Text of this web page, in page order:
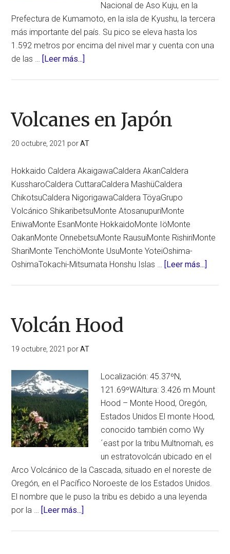
Nacional de Aso Kuju, en la
Prefectura de Kumamoto, en la isla de Kyushu, la tercera
más importante del país. Su pico se eleva hasta los
1.592 metros por encima del nivel mar y cuenta con una
de las … [Leer más...]
Volcanes en Japón
20 octubre, 2021 porAT
Hokkaido Caldera AkaigawaCaldera AkanCaldera
KussharoCaldera CuttaraCaldera MashüCaldera
ChikotsuCaldera NigorigawaCaldera TöyaGrupo
Volcánico ShikaribetsuMonte AtosanupuriMonte
EniwaMonte EsanMonte HokkaidoMonte IöMonte
OakanMonte OnnebetsuMonte RausuiMonte RishiriMonte
ShariMonte TenchöMonte UsuMonte YoteiOshima-
OshimaTokachi-Mitsumata Honshu Islas … [Leer más...]
Volcán Hood
19 octubre, 2021 porAT
Localización: 45.37ºN,
121.69ºWAltura: 3.426 m Mount
Hood – Monte Hood, Oregón,
Estados Unidos El monte Hood,
conocido también como Wy
´east por la tribu Multnomah, es
un estratovolcán ubicado en el
Arco Volcánico de la Cascada, situado en el noreste de
Oregón, en el Pacífico Noroeste de los Estados Unidos.
El nombre que le puso la tribu es debido a una leyenda
por la … [Leer más...]